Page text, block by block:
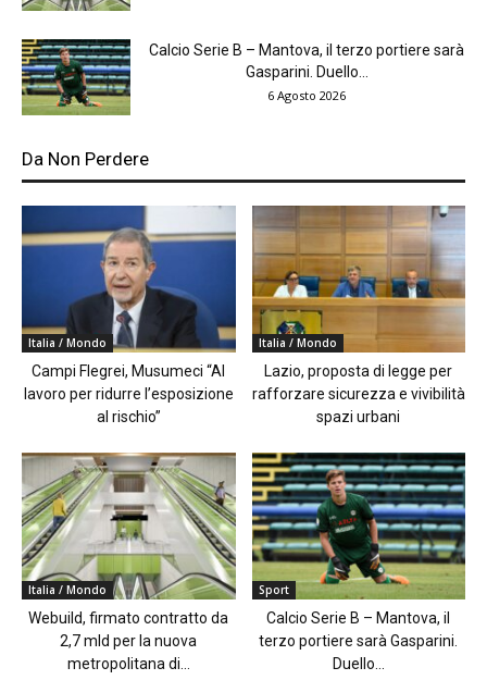
Calcio Serie B – Mantova, il terzo portiere sarà
Gasparini. Duello...
6 Agosto 2026
Da Non Perdere
Italia / Mondo
Campi Flegrei, Musumeci “Al
lavoro per ridurre l’esposizione
al rischio”
Italia / Mondo
Lazio, proposta di legge per
rafforzare sicurezza e vivibilità
spazi urbani
Italia / Mondo
Webuild, firmato contratto da
2,7 mld per la nuova
metropolitana di...
Sport
Calcio Serie B – Mantova, il
terzo portiere sarà Gasparini.
Duello...